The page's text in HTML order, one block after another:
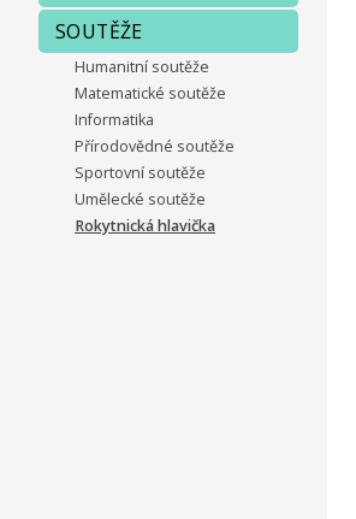
SOUTĚŽE
Humanitní soutěže
Matematické soutěže
Informatika
Přírodovědné soutěže
Sportovní soutěže
Umělecké soutěže
Rokytnická hlavička